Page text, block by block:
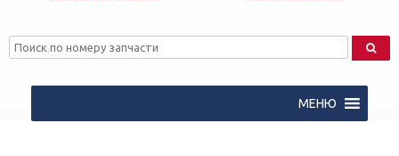
МЕНЮ